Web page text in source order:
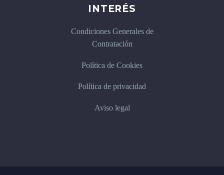
INTERÉS
Condiciones Generales de
Contratación
Política de Cookies
Política de privacidad
Aviso legal